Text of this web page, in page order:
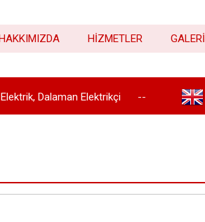
HİZMETLER GALERİ
Dalaman Elektrikçi --